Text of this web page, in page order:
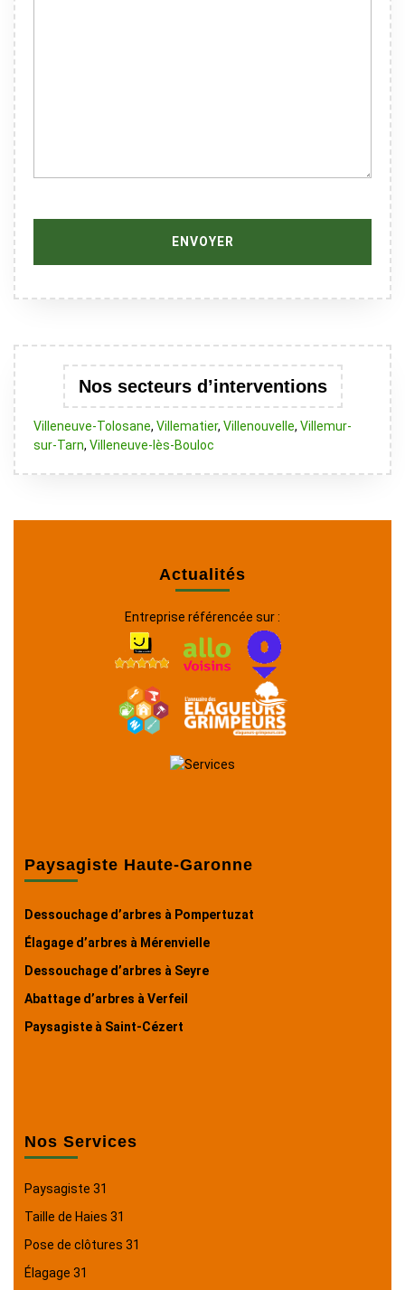
Nos secteurs d’interventions
Villeneuve-Tolosane, Villematier, Villenouvelle, Villemur-
sur-Tarn, Villeneuve-lès-Bouloc
Actualités
Entreprise référencée sur :
Paysagiste Haute-Garonne
Dessouchage d’arbres à Pompertuzat
Élagage d’arbres à Mérenvielle
Dessouchage d’arbres à Seyre
Abattage d’arbres à Verfeil
Paysagiste à Saint-Cézert
Nos Services
Paysagiste 31
Taille de Haies 31
Pose de clôtures 31
Élagage 31